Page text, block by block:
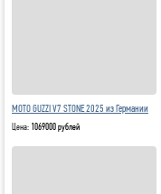
MOTO GUZZI V7 STONE 2025 из Германии
Цена: 1069000 рублей